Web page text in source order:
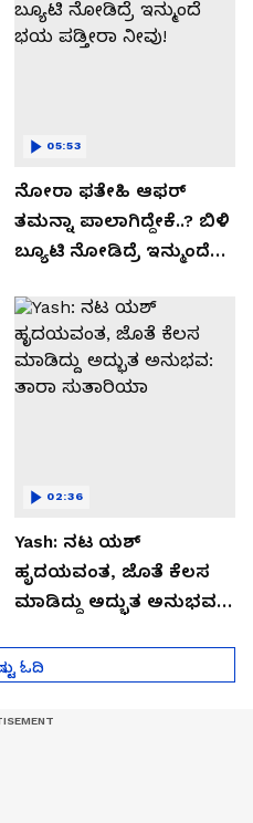
ನೋರಾ ಫತೇಹಿ ಆಫರ್​
ತಮನ್ನಾ ಪಾಲಾಗಿದ್ದೇಕೆ..? ಬಿಳಿ
ಬ್ಯೂಟಿ ನೋಡಿದ್ರೆ ಇನ್ಮುಂದೆ
05:53
Yash: ನಟ ಯಶ್​
ಹೃದಯವಂತ, ಜೊತೆ ಕೆಲಸ
ಮಾಡಿದ್ದು ಅದ್ಭುತ ಅನುಭವ:
02:36
ಓದಿ